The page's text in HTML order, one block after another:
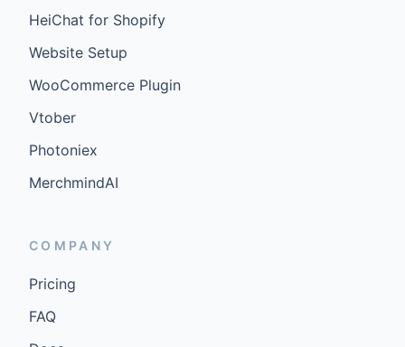
HeiChat for Shopify
Website Setup
WooCommerce Plugin
Vtober
Photoniex
MerchmindAI
COMPANY
Pricing
FAQ